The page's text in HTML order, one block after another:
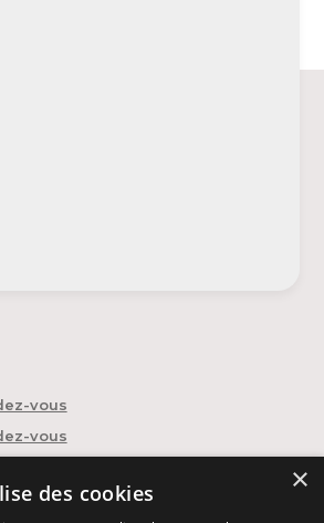
vous
vous
vous
×
des cookies